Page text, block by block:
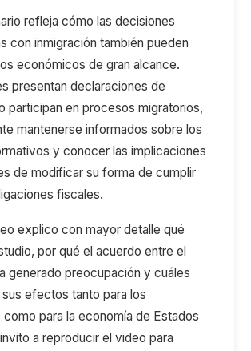
refleja cómo las decisiones
con inmigración también pueden
económicos de gran alcance.
presentan declaraciones de
participan en procesos migratorios,
mantenerse informados sobre los
y conocer las implicaciones
de modificar su forma de cumplir
fiscales.
explico con mayor detalle qué
por qué el acuerdo entre el
generado preocupación y cuáles
efectos tanto para los
como para la economía de Estados
a reproducir el video para